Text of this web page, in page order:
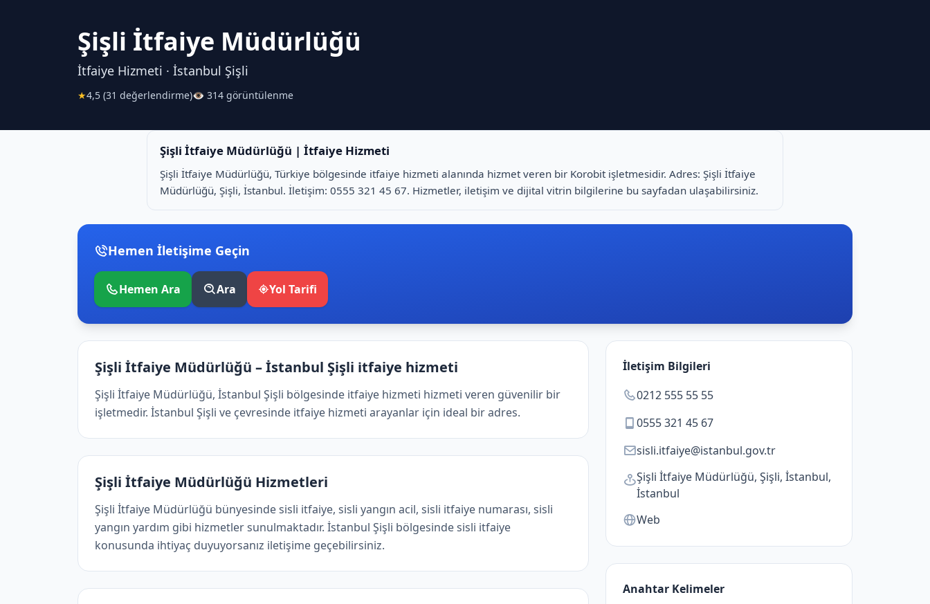
Şişli İtfaiye Müdürlüğü
İtfaiye Hizmeti · İstanbul Şişli
★4,5 (31 değerlendirme)👁 314 görüntülenme
Şişli İtfaiye Müdürlüğü | İtfaiye Hizmeti
Şişli İtfaiye Müdürlüğü, Türkiye bölgesinde i̇tfaiye hizmeti alanında hizmet veren bir Korobit işletmesidir. Adres: Şişli İtfaiye
Müdürlüğü, Şişli, İstanbul. İletişim: 0555 321 45 67. Hizmetler, iletişim ve dijital vitrin bilgilerine bu sayfadan ulaşabilirsiniz.
Hemen İletişime Geçin
Hemen Ara Ara Yol Tarifi
Şişli İtfaiye Müdürlüğü – İstanbul Şişli i̇tfaiye hizmeti
Şişli İtfaiye Müdürlüğü, İstanbul Şişli bölgesinde i̇tfaiye hizmeti hizmeti veren güvenilir bir
işletmedir. İstanbul Şişli ve çevresinde i̇tfaiye hizmeti arayanlar için ideal bir adres.
Şişli İtfaiye Müdürlüğü Hizmetleri
Şişli İtfaiye Müdürlüğü bünyesinde sisli itfaiye, sisli yangın acil, sisli itfaiye numarası, sisli
yangın yardım gibi hizmetler sunulmaktadır. İstanbul Şişli bölgesinde sisli itfaiye
konusunda ihtiyaç duyuyorsanız iletişime geçebilirsiniz.
İletişim Bilgileri
0212 555 55 55
0555 321 45 67
sisli.itfaiye@istanbul.gov.tr
Şişli İtfaiye Müdürlüğü, Şişli, İstanbul,
İstanbul
Web
Anahtar Kelimeler